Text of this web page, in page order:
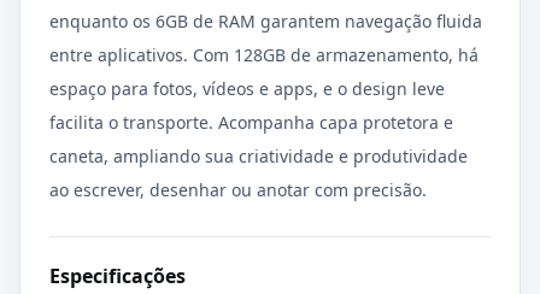
enquanto os 6GB de RAM garantem navegação fluida
entre aplicativos. Com 128GB de armazenamento, há
espaço para fotos, vídeos e apps, e o design leve
facilita o transporte. Acompanha capa protetora e
caneta, ampliando sua criatividade e produtividade
ao escrever, desenhar ou anotar com precisão.
Especificações